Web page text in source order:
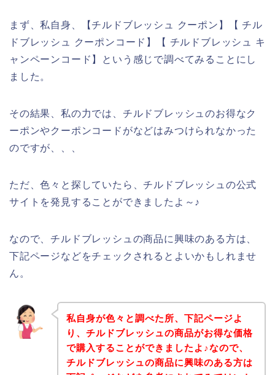
まず、私自身、【チルドブレッシュ クーポン】【 チル
ドブレッシュ クーポンコード】【 チルドブレッシュ キ
ャンペーンコード】という感じで調べてみることにし
ました。
その結果、私の力では、チルドブレッシュのお得なク
ーポンやクーポンコードがなどはみつけられなかった
のですが、、、
ただ、色々と探していたら、チルドブレッシュの公式
サイトを発見することができましたよ～♪
なので、チルドブレッシュの商品に興味のある方は、
下記ページなどをチェックされるとよいかもしれませ
ん。
私自身が色々と調べた所、下記ページよ
り、チルドブレッシュの商品がお得な価格
で購入することができましたよ♪なので、
チルドブレッシュの商品に興味のある方は